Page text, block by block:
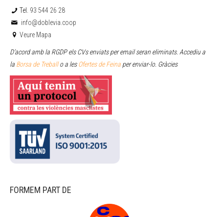
Tel. 93 544 26 28
info@doblevia.coop
Veure Mapa
D’acord amb la RGDP els CVs enviats per email seran eliminats. Accediu a
la Borsa de Treballo a lesOfertes de Feina per enviar-lo. Gràcies
FORMEM PART DE